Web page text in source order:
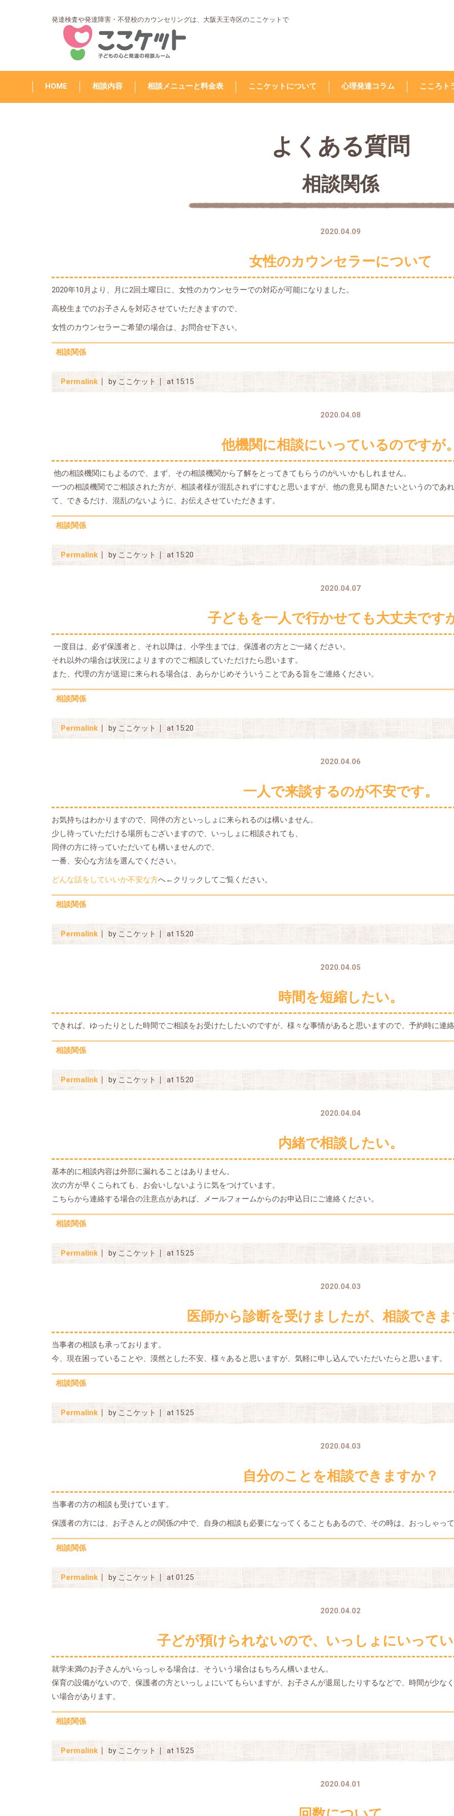
発達検査や発達障害・不登校のカウンセリングは、大阪天王寺区のここケットで
HOME 相談内容 相談メニューと料金表 ここケットについて 心理発達コラム こころト
よくある質問
相談関係
2020.04.09
女性のカウンセラーについて
2020年10月より、月に2回土曜日に、女性のカウンセラーでの対応が可能になりました。
高校生までのお子さんを対応させていただきますので、
女性のカウンセラーご希望の場合は、お問合せ下さい。
相談関係
Permalink by ここケット at 15:15
2020.04.08
他機関に相談にいっているのですが
他の相談機関にもよるので、まず、その相談機関から了解をとってきてもらうのがいいかもしれません。
一つの相談機関でご相談された方が、相談者様が混乱されずにすむと思いますが、他の意見も聞きたいというのであ
て、できるだけ、混乱のないように、お伝えさせていただきます。
相談関係
Permalink by ここケット at 15:20
2020.04.07
子どもを一人で行かせても大丈夫です
一度目は、必ず保護者と、それ以降は、小学生までは、保護者の方とご一緒ください。
それ以外の場合は状況によりますのでご相談していただけたら思います。
また、代理の方が送迎に来られる場合は、あらかじめそういうことである旨をご連絡ください。
相談関係
Permalink by ここケット at 15:20
2020.04.06
一人で来談するのが不安です。
お気持ちはわかりますので、同伴の方といっしょに来られるのは構いません。
少し待っていただける場所もございますので、いっしょに相談されても、
同伴の方に待っていただいても構いませんので、
一番、安心な方法を選んでください。
どんな話をしていいか不安な方へ←クリックしてご覧ください。
相談関係
Permalink by ここケット at 15:20
2020.04.05
時間を短縮したい。
できれば、ゆったりとした時間でご相談をお受けたしたいのですが、様々な事情があると思いますので、予約時に連
相談関係
Permalink by ここケット at 15:20
2020.04.04
内緒で相談したい。
基本的に相談内容は外部に漏れることはありません。
次の方が早くこられても、お会いしないように気をつけています。
こちらから連絡する場合の注意点があれば、メールフォームからのお申込日にご連絡ください。
相談関係
Permalink by ここケット at 15:25
2020.04.03
医師から診断を受けましたが、相談でき
当事者の相談も承っております。
今、現在困っていることや、漠然とした不安、様々あると思いますが、気軽に申し込んでいただいたらと思います。
相談関係
Permalink by ここケット at 15:25
2020.04.03
自分のことを相談できますか？
当事者の方の相談も受けています。
保護者の方には、お子さんとの関係の中で、自身の相談も必要になってくることもあるので、その時は、おっしゃっ
相談関係
Permalink by ここケット at 01:25
2020.04.02
子どが預けられないので、いっしょにいって
就学未満のお子さんがいらっしゃる場合は、そういう場合はもちろん構いません。
保育の設備がないので、保護者の方といっしょにいてもらいますが、お子さんが退屈したりするなどで、時間が少な
い場合があります。
相談関係
Permalink by ここケット at 15:25
2020.04.01